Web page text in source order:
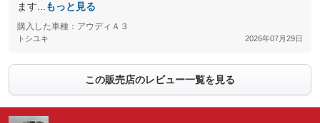
ます...
もっと見る
購入した車種：アウディＡ３
トシユキ 2026年07月29日
この販売店のレビュー一覧を見る